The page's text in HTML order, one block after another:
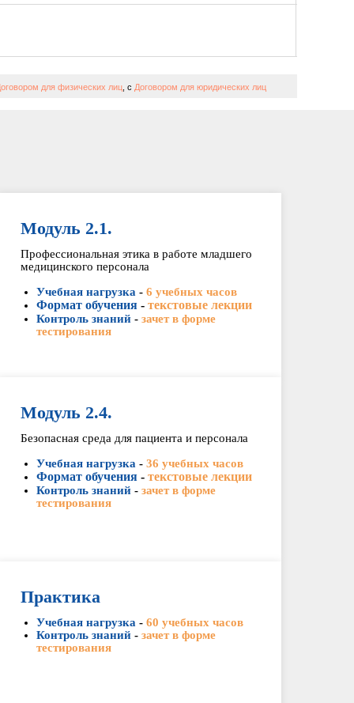
для физических лиц , с Договором для юридических лиц
Модуль 2.1.
Профессиональная этика в работе младшего
медицинского персонала
Учебная нагрузка - 6 учебных часов
Формат обучения- текстовые лекции
Контроль знаний- зачет в форме
тестирования
Модуль 2.4.
Безопасная среда для пациента и персонала
Учебная нагрузка - 36 учебных часов
Формат обучения- текстовые лекции
Контроль знаний- зачет в форме
тестирования
Практика
Учебная нагрузка - 60 учебных часов
Контроль знаний- зачет в форме
тестирования